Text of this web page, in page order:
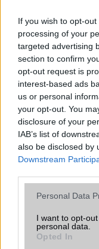
If you wish to opt-
processing of your
targeted advertising
section to confirm
opt-out request is
interest-based ads
us or personal
your opt-out. You
disclosure of your
IAB’s list of
also be disclosed by
Downstream
Please note that
not limited to your
grant or deny
use your data for
Personal Data
I want to opt-
personal data.
Opted In
AKKUMULÁTOR
Típus
Készenléti idő h /
Cserélhetőség
Beszélgetési idő h /
Gyorstöltés
Java
Flash/Ujjlenyomat
SNS integráció
Organizer
T9 szótár